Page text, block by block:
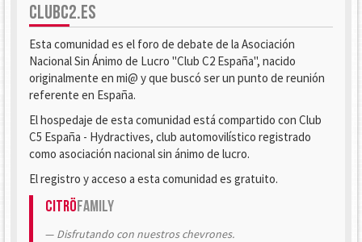
CLUBC2.ES
Esta comunidad es el foro de debate de la Asociación
Nacional Sin Ánimo de Lucro "Club C2 España", nacido
originalmente en mi@ y que buscó ser un punto de reunión
referente en España.
El hospedaje de esta comunidad está compartido con Club
C5 España - Hydractives, club automovilístico registrado
como asociación nacional sin ánimo de lucro.
El registro y acceso a esta comunidad es gratuito.
CitröFamily
Disfrutando con nuestros chevrones.